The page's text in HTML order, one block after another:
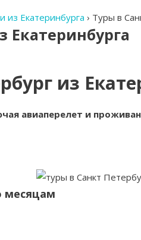
из Екатеринбурга › Туры в
Екатеринбурга
из
авиаперелет и
месяцам